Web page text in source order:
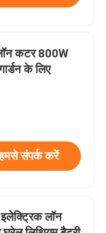
कटर 800W
के लिए
संपर्क करें
लॉन